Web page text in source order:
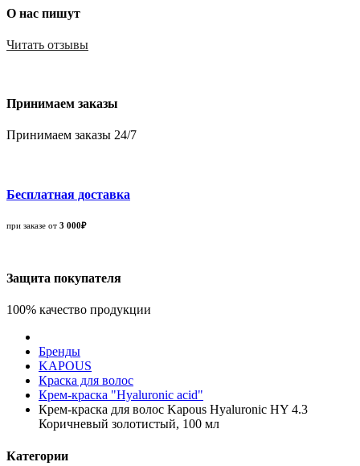
О нас пишут
Читать отзывы
Принимаем заказы
Принимаем заказы 24/7
Бесплатная доставка
при заказе от 3 000₽
Защита покупателя
100% качество продукции
Бренды
KAPOUS
Краска для волос
Крем-краска "Hyaluronic acid"
Крем-краска для волос Kapous Hyaluronic HY 4.3
Коричневый золотистый, 100 мл
Категории